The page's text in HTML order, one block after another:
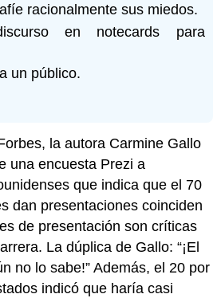
racionalmente sus miedos.
en notecards para
un público.
la autora Carmine Gallo
una encuesta Prezi a
que indica que el 70
dan presentaciones coinciden
de presentación son críticas
La dúplica de Gallo: “¡El
no lo sabe!” Además, el 20 por
indicó que haría casi